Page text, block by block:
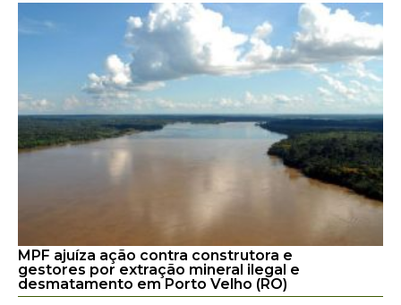
MPF ajuíza ação contra construtora e
gestores por extração mineral ilegal e
desmatamento em Porto Velho (RO)